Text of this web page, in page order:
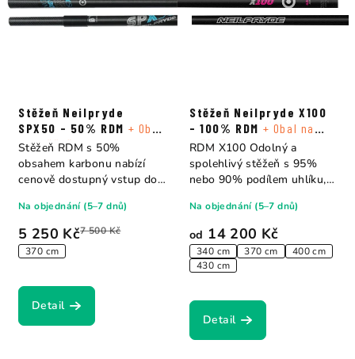
Stěžeň Neilpryde
SPX50 - 50% RDM + Obal
na stěžeň
5 250 Kč7 500 Kč
370 cm
Na objednání (5–7 dnů)
Detail
Stěžeň RDM s 50%
obsahem karbonu nabízí
cenově dostupný vstup do
Stěžeň Neilpryde X100
- 100% RDM + Obal na
stěžeň
od 14 200 Kč
340 cm 370 cm
400 cm
430 cm
Na objednání (5–7 dnů)
Detail
RDM X100 Odolný a
spolehlivý stěžeň s 95%
nebo 90% podílem uhlíku,